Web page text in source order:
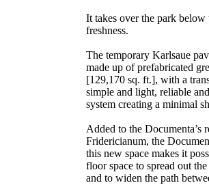
It takes over the park
freshness.
The temporary Karlsaue
made up of prefabricated
[129,170 sq. ft.], with a
simple and light, reliable
system creating a minimal
Added to the Documenta’s
Fridericianum, the
this new space makes it
floor space to spread out
and to widen the path